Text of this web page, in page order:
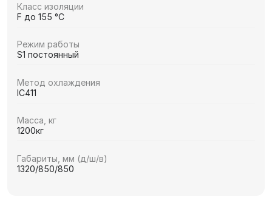
Класс изоляции
F до 155 °C
Режим работы
S1 постоянный
Метод охлаждения
IC411
Масса, кг
1200кг
Габариты, мм (д/ш/в)
1320/850/850